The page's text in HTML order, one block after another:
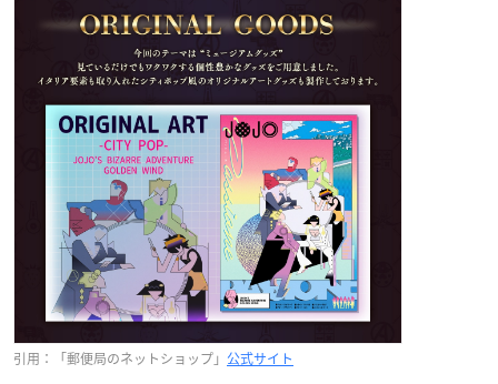
引用：「郵便局のネットショップ」 公式サイト